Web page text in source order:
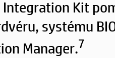
Integration Kit
systému
Manager.7